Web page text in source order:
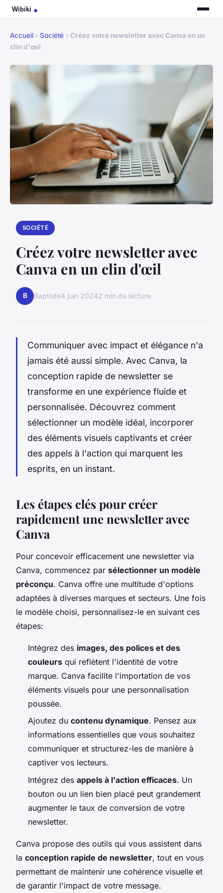
Accueil › Société › Créez votre newsletter avec Canva en un
clin d'œil
SOCIÉTÉ
Créez votre newsletter avec
Canva en un clin d'œil
B Baptiste4 juin 20242 min de lecture
Communiquer avec impact et élégance n'a
jamais été aussi simple. Avec Canva, la
conception rapide de newsletter se
transforme en une expérience fluide et
personnalisée. Découvrez comment
sélectionner un modèle idéal, incorporer
des éléments visuels captivants et créer
des appels à l'action qui marquent les
esprits, en un instant.
Les étapes clés pour créer
rapidement une newsletter avec
Canva
Pour concevoir efficacement une newsletter via
Canva, commencez par sélectionner un modèle
préconçu. Canva offre une multitude d'options
adaptées à diverses marques et secteurs. Une fois
le modèle choisi, personnalisez-le en suivant ces
étapes:
Intégrez des images, des polices et des
couleurs qui reflètent l'identité de votre
marque. Canva facilite l'importation de vos
éléments visuels pour une personnalisation
poussée.
Ajoutez du contenu dynamique. Pensez aux
informations essentielles que vous souhaitez
communiquer et structurez-les de manière à
captiver vos lecteurs.
Intégrez des appels à l'action efficaces. Un
bouton ou un lien bien placé peut grandement
augmenter le taux de conversion de votre
newsletter.
Canva propose des outils qui vous assistent dans
la conception rapide de newsletter, tout en vous
permettant de maintenir une cohérence visuelle et
de garantir l'impact de votre message.